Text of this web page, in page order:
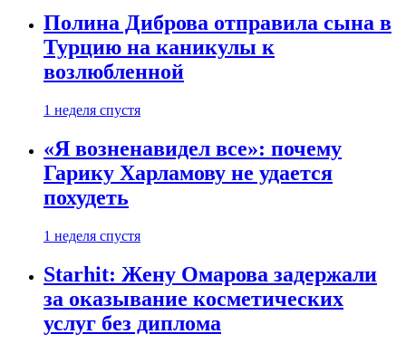
Полина Диброва отправила сына в
Турцию на каникулы к
возлюбленной
1 неделя спустя
«Я возненавидел все»: почему
Гарику Харламову не удается
похудеть
1 неделя спустя
Starhit: Жену Омарова задержали
за оказывание косметических
услуг без диплома